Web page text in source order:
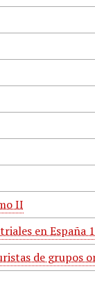
II
en España
de grupos